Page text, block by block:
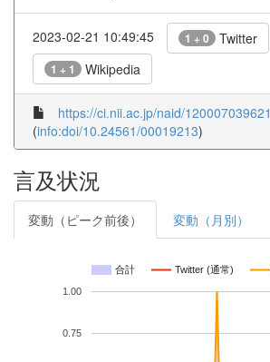
2023-02-21 10:49:45 1 + 0 Twitter
1 + 1 Wikipedia
https://ci.nii.ac.jp/naid/120007039621
(info:doi/10.24561/00019213)
言及状況
変動（ピーク前後） 変動（月別）
合計 Twitter (通常)
0.75
1.00